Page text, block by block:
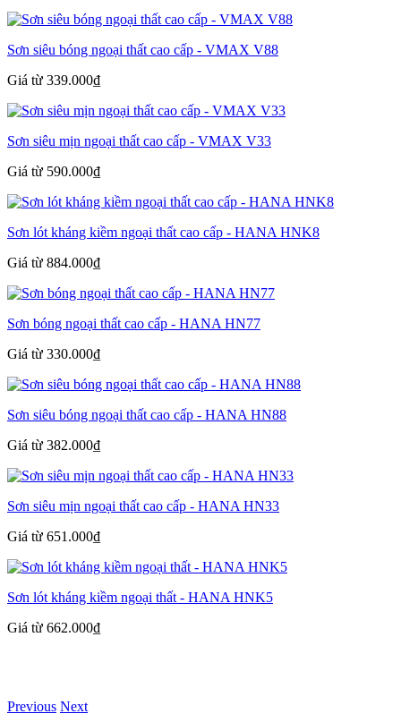
Sơn siêu bóng ngoại thất cao cấp - VMAX V88
Giá từ 339.000₫
Sơn siêu mịn ngoại thất cao cấp - VMAX V33
Giá từ 590.000₫
Sơn lót kháng kiềm ngoại thất cao cấp - HANA HNK8
Giá từ 884.000₫
Sơn bóng ngoại thất cao cấp - HANA HN77
Giá từ 330.000₫
Sơn siêu bóng ngoại thất cao cấp - HANA HN88
Giá từ 382.000₫
Sơn siêu mịn ngoại thất cao cấp - HANA HN33
Giá từ 651.000₫
Sơn lót kháng kiềm ngoại thất - HANA HNK5
Giá từ 662.000₫
Previous Next